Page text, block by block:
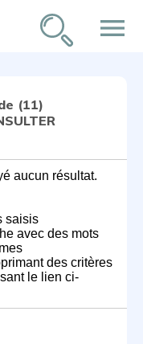
menu
(11)
aucun résultat.
saisis
avec des mots
des critères
le lien ci-